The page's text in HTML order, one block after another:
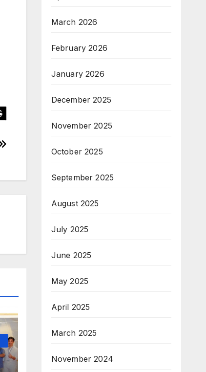
March 2026
February 2026
January 2026
December 2025
November 2025
October 2025
September 2025
August 2025
July 2025
June 2025
May 2025
April 2025
March 2025
November 2024